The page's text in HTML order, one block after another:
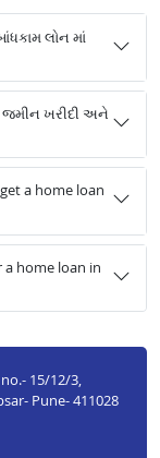
લોન માં
જમીન ખરીદી અને
a home loan
home loan in
15/12/3,
Pune- 411028